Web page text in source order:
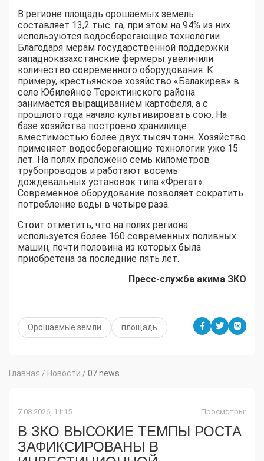
В регионе площадь орошаемых земель
составляет 13,2 тыс. га, при этом на 94% из них
используются водосберегающие технологии.
Благодаря мерам государственной поддержки
западноказахстанские фермеры увеличили
количество современного оборудования. К
примеру, крестьянское хозяйство «Балакирев» в
селе Юбилейное Теректинского района
занимается выращиванием картофеля, а с
прошлого года начало культивировать сою. На
базе хозяйства построено хранилище
вместимостью более двух тысяч тонн. Хозяйство
применяет водосберегающие технологии уже 15
лет. На полях проложено семь километров
трубопроводов и работают восемь
дождевальных установок типа «Фрегат».
Современное оборудование позволяет сократить
потребление воды в четыре раза.
Стоит отметить, что на полях региона
используется более 160 современных поливных
машин, почти половина из которых была
приобретена за последние пять лет.
Пресс-служба акима ЗКО
Орошаемые земли площадь
Главная / Новости / 07 news
7.08.2026, 11:15 Просмотры:
В ЗКО ВЫСОКИЕ ТЕМПЫ РОСТА
ЗАФИКСИРОВАНЫ В